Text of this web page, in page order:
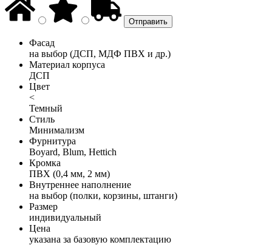
Фасад
на выбор (ДСП, МДФ ПВХ и др.)
Материал корпуса
ДСП
Цвет
<
Темный
Стиль
Минимализм
Фурнитура
Boyard, Blum, Hettich
Кромка
ПВХ (0,4 мм, 2 мм)
Внутреннее наполнение
на выбор (полки, корзины, штанги)
Размер
индивидуальный
Цена
указана за базовую комплектацию